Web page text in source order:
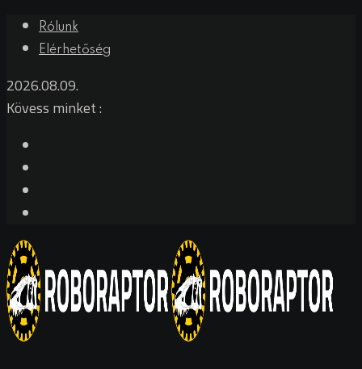
Rólunk
Elérhetőség
2026.08.09.
Kövess minket :